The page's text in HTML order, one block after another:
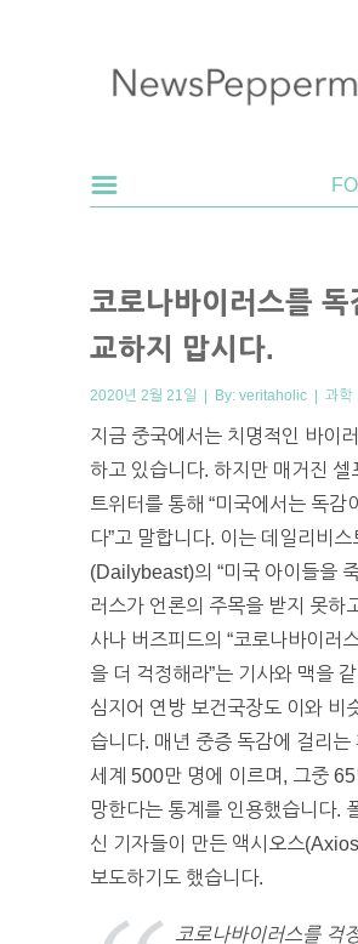
코로나바이러스를 독
교하지 맙시다.
2020년 2월 21일 | By: veritaholic | 과학
지금 중국에서는 치명적인 바이
하고 있습니다. 하지만 매거진
트위터를 통해 “미국에서는 독감
다”고 말합니다. 이는 데일리비스
(Dailybeast)의 “미국 아이들을
러스가 언론의 주목을 받지 못하
사나 버즈피드의 “코로나바이러
을 더 걱정해라”는 기사와 맥을
심지어 연방 보건국장도 이와 비
습니다. 매년 중증 독감에 걸리는
세계 500만 명에 이르며, 그중
망한다는 통계를 인용했습니다.
신 기자들이 만든 액시오스
보도하기도 했습니다.
코로나바이러스를 걱